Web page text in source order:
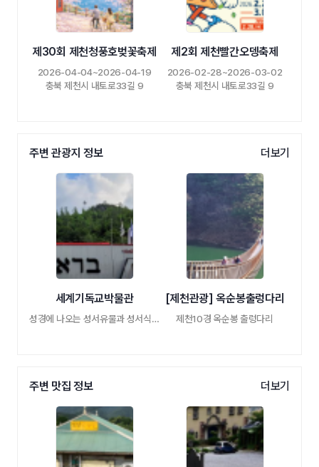
제30회 제천청풍호벚꽃축제
2026-04-04~2026-04-19
충북 제천시 내토로33길 9
제2회 제천빨간오뎅축제
2026-02-28~2026-03-02
충북 제천시 내토로33길 9
주변 관광지 정보 더보기
세계기독교박물관
성경에 나오는 성서유물과 성서식물을 만날 …
[제천관광] 옥순봉출렁다리
제천10경 옥순봉 출렁다리
주변 맛집 정보 더보기